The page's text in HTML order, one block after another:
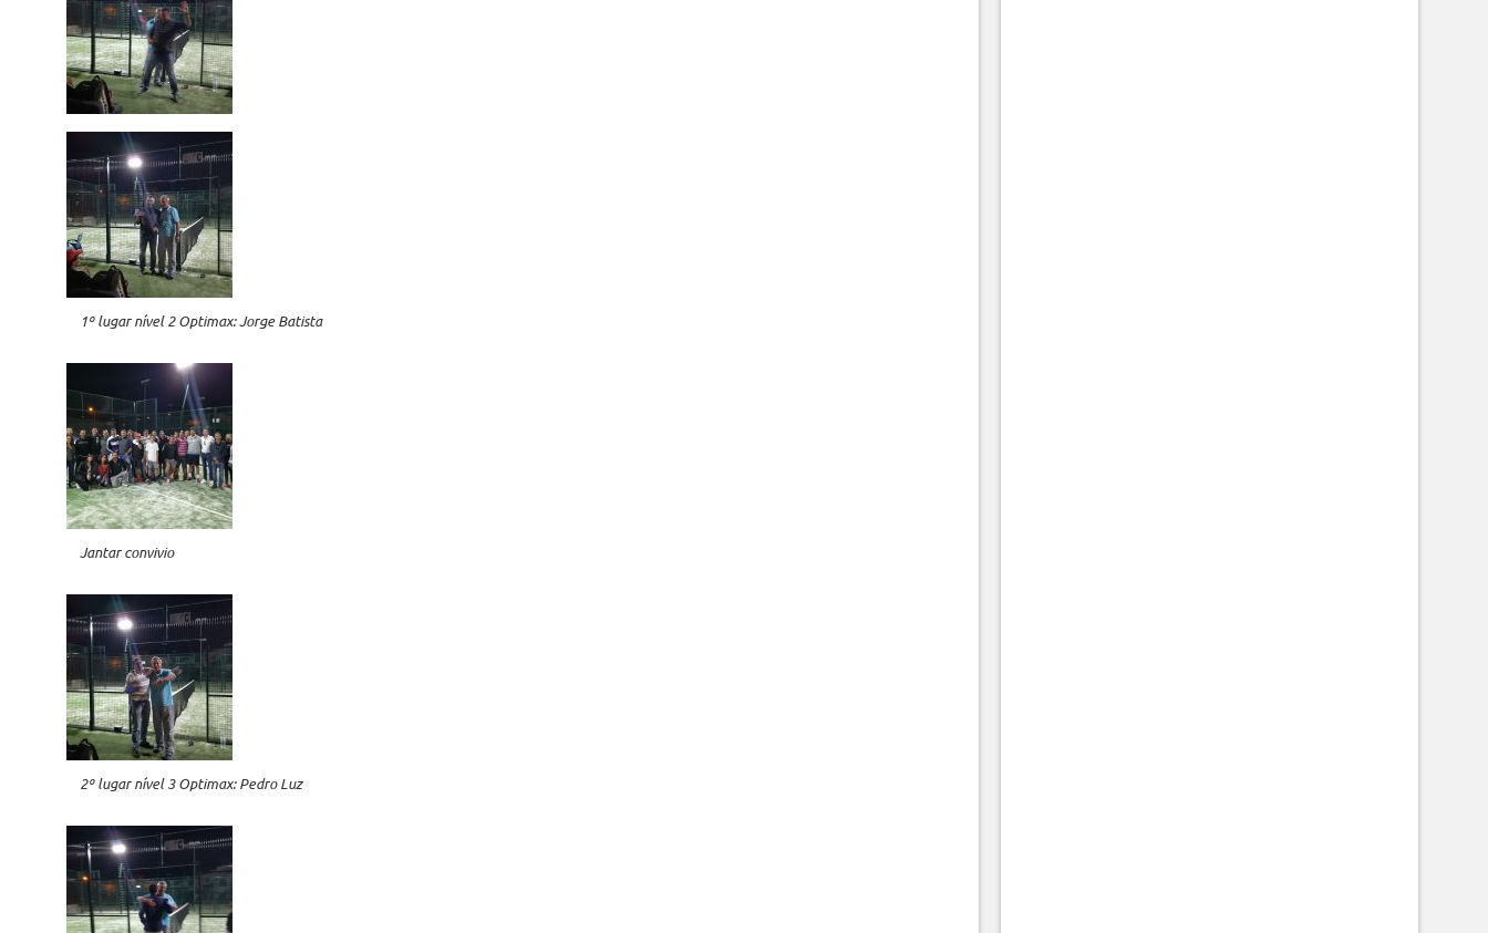
1º lugar nível 2 Optimax: Jorge Batista
Jantar convivio
2º lugar nível 3 Optimax: Pedro Luz